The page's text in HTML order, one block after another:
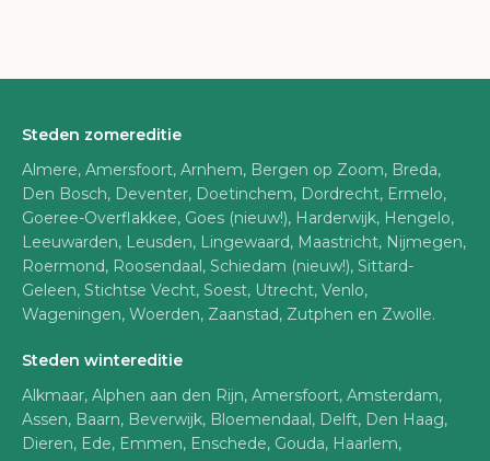
Steden zomereditie
Almere, Amersfoort, Arnhem, Bergen op Zoom, Breda,
Den Bosch, Deventer, Doetinchem, Dordrecht, Ermelo,
Goeree-Overflakkee, Goes (nieuw!), Harderwijk, Hengelo,
Leeuwarden, Leusden, Lingewaard, Maastricht, Nijmegen,
Roermond, Roosendaal, Schiedam (nieuw!), Sittard-
Geleen, Stichtse Vecht, Soest, Utrecht, Venlo,
Wageningen, Woerden, Zaanstad, Zutphen en Zwolle.
Steden wintereditie
Alkmaar, Alphen aan den Rijn, Amersfoort, Amsterdam,
Assen, Baarn, Beverwijk, Bloemendaal, Delft, Den Haag,
Dieren, Ede, Emmen, Enschede, Gouda, Haarlem,